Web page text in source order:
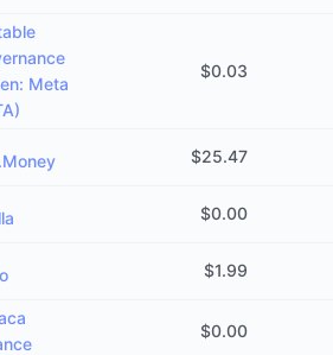
Meta
$0.03
$25.47
$0.00
$1.99
$0.00